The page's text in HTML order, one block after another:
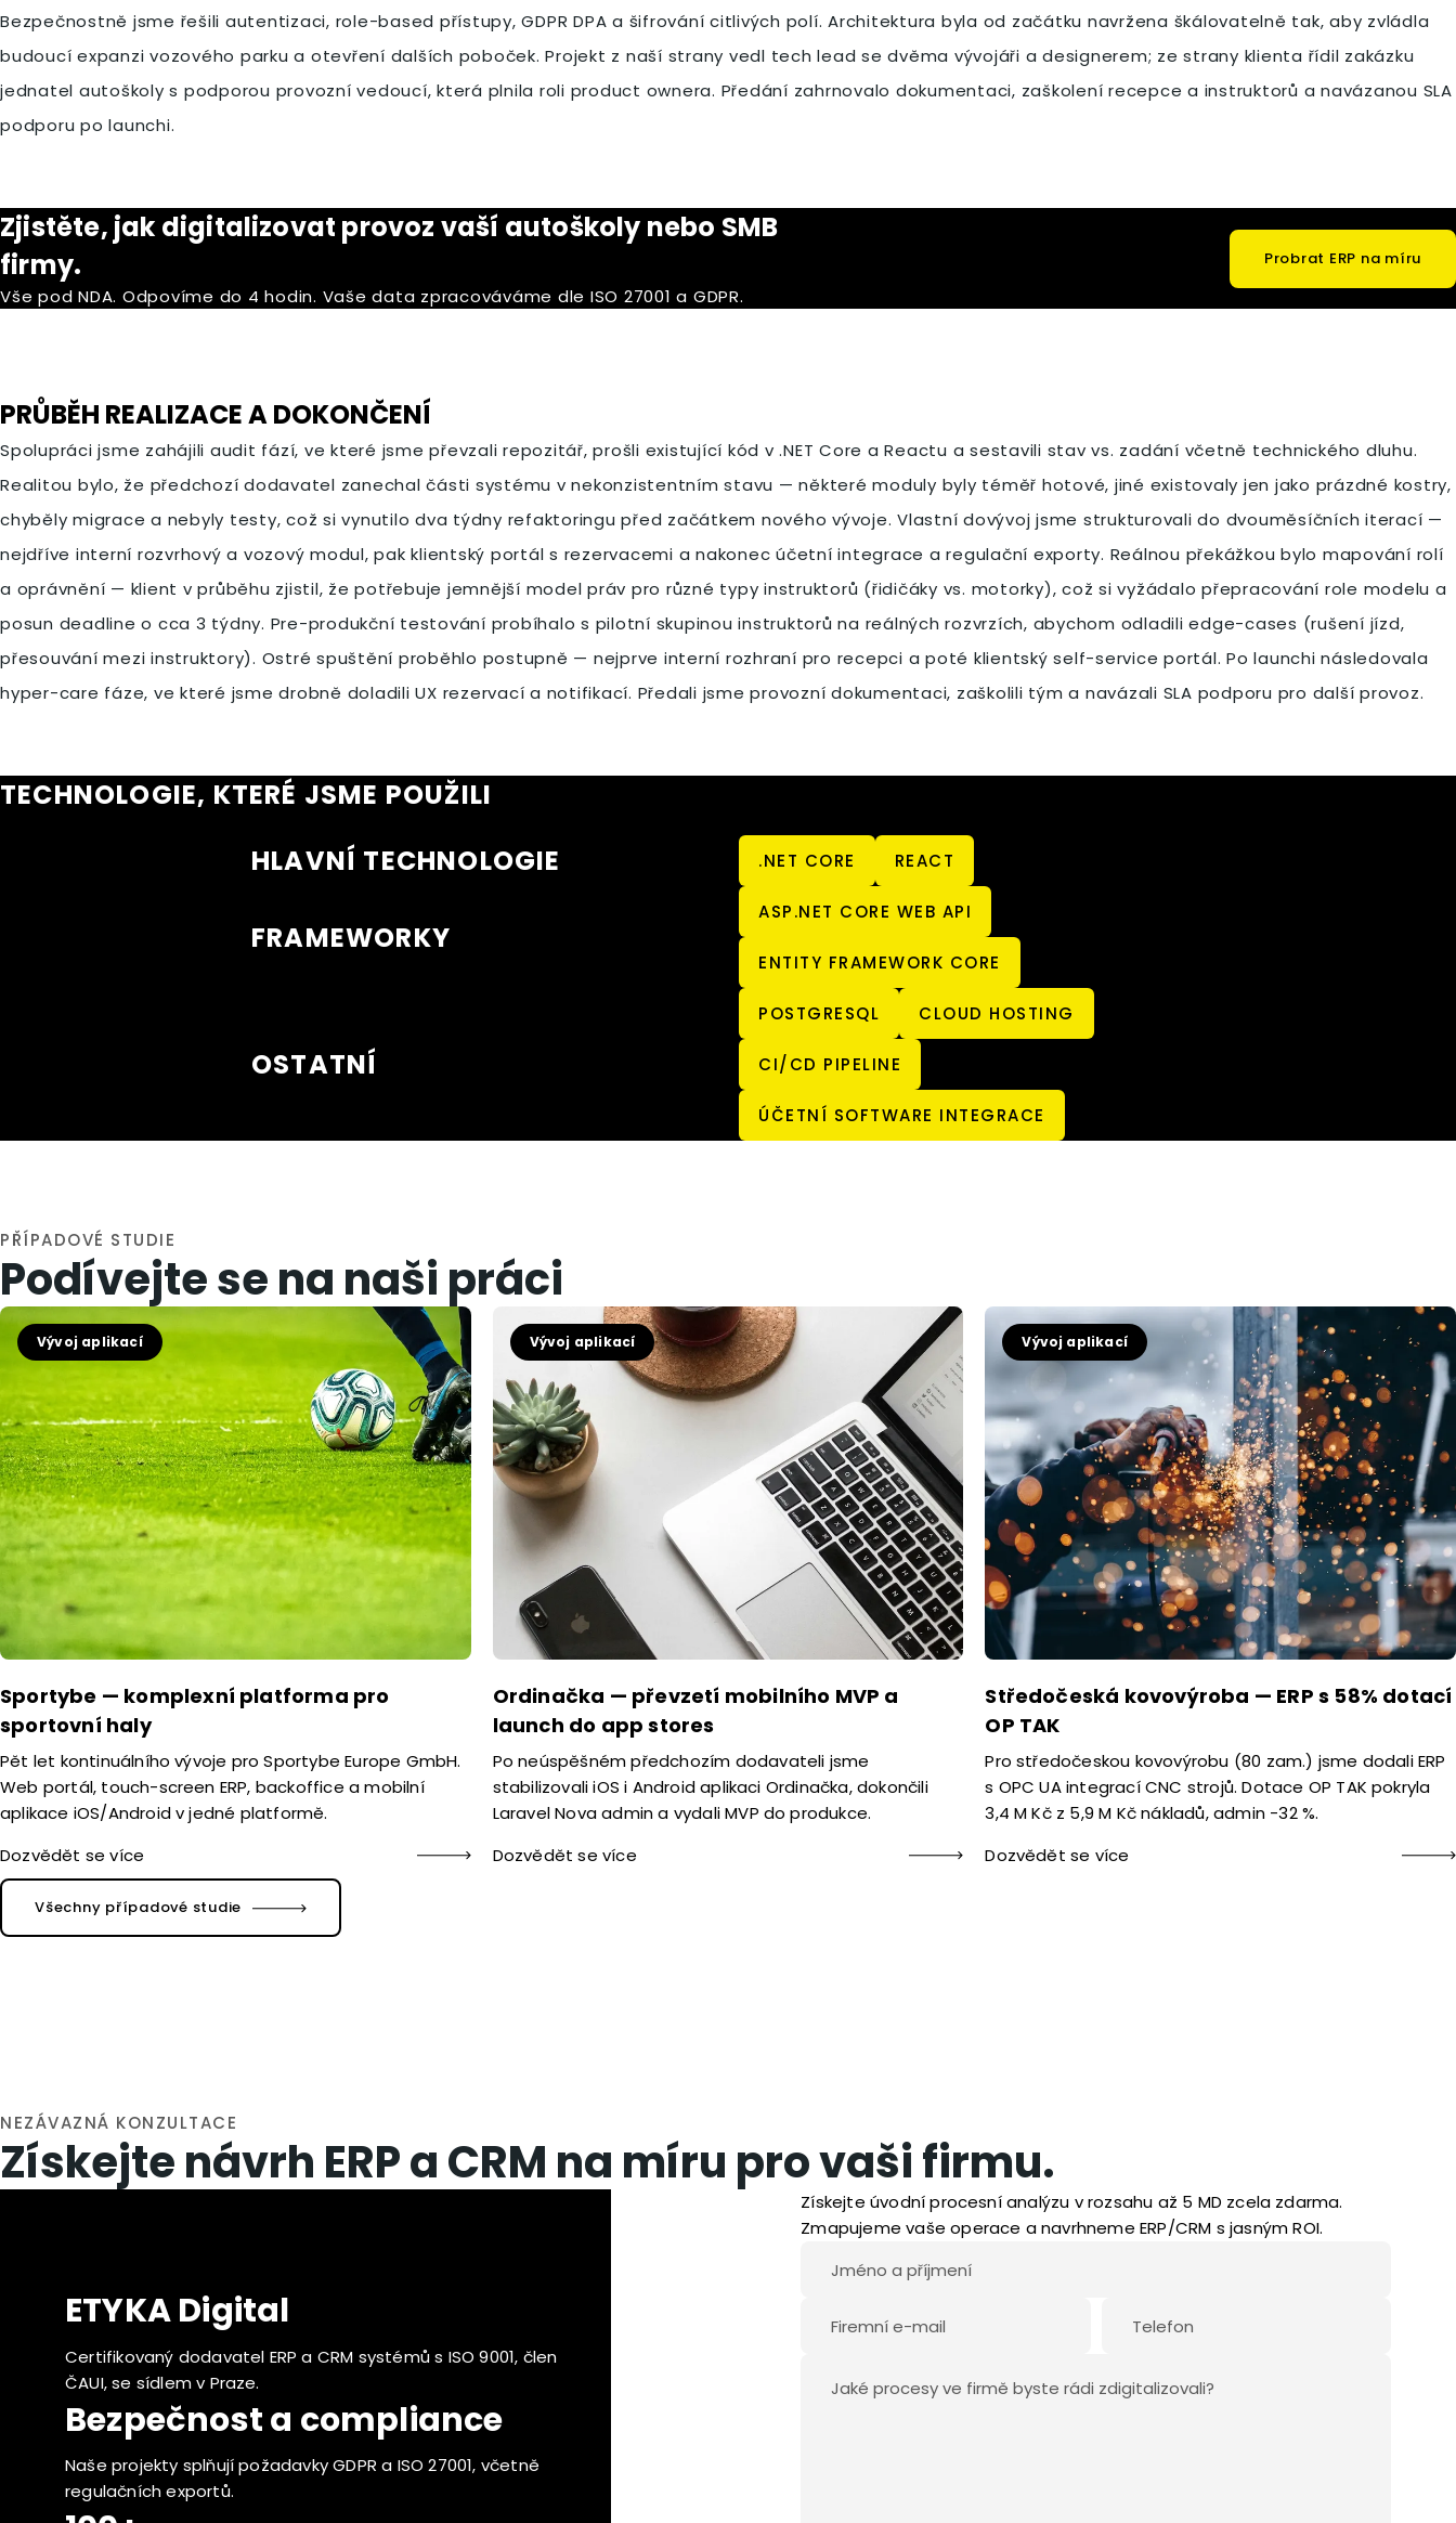
Bezpečnostně jsme řešili autentizaci, role-based přístupy, GDPR DPA a šifrování citlivých polí. Architektura byla od začátku navržena škálovatelně tak, aby zvládla
budoucí expanzi vozového parku a otevření dalších poboček. Projekt z naší strany vedl tech lead se dvěma vývojáři a designerem; ze strany klienta řídil zakázku
jednatel autoškoly s podporou provozní vedoucí, která plnila roli product ownera. Předání zahrnovalo dokumentaci, zaškolení recepce a instruktorů a navázanou SLA
podporu po launchi.
Zjistěte, jak digitalizovat provoz vaší autoškoly nebo SMB
firmy.
Vše pod NDA. Odpovíme do 4 hodin. Vaše data zpracováváme dle ISO 27001 a GDPR.
Probrat ERP na míru
PRŮBĚH REALIZACE A DOKONČENÍ
Spolupráci jsme zahájili audit fází, ve které jsme převzali repozitář, prošli existující kód v .NET Core a Reactu a sestavili stav vs. zadání včetně technického dluhu.
Realitou bylo, že předchozí dodavatel zanechal části systému v nekonzistentním stavu — některé moduly byly téměř hotové, jiné existovaly jen jako prázdné kostry,
chyběly migrace a nebyly testy, což si vynutilo dva týdny refaktoringu před začátkem nového vývoje. Vlastní dovývoj jsme strukturovali do dvouměsíčních iterací —
nejdříve interní rozvrhový a vozový modul, pak klientský portál s rezervacemi a nakonec účetní integrace a regulační exporty. Reálnou překážkou bylo mapování rolí
a oprávnění — klient v průběhu zjistil, že potřebuje jemnější model práv pro různé typy instruktorů (řidičáky vs. motorky), což si vyžádalo přepracování role modelu a
posun deadline o cca 3 týdny. Pre-produkční testování probíhalo s pilotní skupinou instruktorů na reálných rozvrzích, abychom odladili edge-cases (rušení jízd,
přesouvání mezi instruktory). Ostré spuštění proběhlo postupně — nejprve interní rozhraní pro recepci a poté klientský self-service portál. Po launchi následovala
hyper-care fáze, ve které jsme drobně doladili UX rezervací a notifikací. Předali jsme provozní dokumentaci, zaškolili tým a navázali SLA podporu pro další provoz.
TECHNOLOGIE, KTERÉ JSME POUŽILI
HLAVNÍ TECHNOLOGIE
.NET CORE REACT
FRAMEWORKY
ASP.NET CORE WEB API
ENTITY FRAMEWORK CORE
OSTATNÍ
POSTGRESQL CLOUD HOSTING
CI/CD PIPELINE
ÚČETNÍ SOFTWARE INTEGRACE
PŘÍPADOVÉ STUDIE
Podívejte se na naši práci
Vývoj aplikací
Sportybe — komplexní platforma pro
sportovní haly
Pět let kontinuálního vývoje pro Sportybe Europe GmbH.
Web portál, touch-screen ERP, backoffice a mobilní
aplikace iOS/Android v jedné platformě.
Dozvědět se více
Vývoj aplikací
Ordinačka — převzetí mobilního MVP a
launch do app stores
Po neúspěšném předchozím dodavateli jsme
stabilizovali iOS i Android aplikaci Ordinačka, dokončili
Laravel Nova admin a vydali MVP do produkce.
Dozvědět se více
Vývoj aplikací
Středočeská kovovýroba — ERP s 58% dotací
OP TAK
Pro středočeskou kovovýrobu (80 zam.) jsme dodali ERP
s OPC UA integrací CNC strojů. Dotace OP TAK pokryla
3,4 M Kč z 5,9 M Kč nákladů, admin -32 %.
Dozvědět se více
Všechny případové studie
NEZÁVAZNÁ KONZULTACE
Získejte návrh ERP a CRM na míru pro vaši firmu.
ETYKA Digital
Certifikovaný dodavatel ERP a CRM systémů s ISO 9001, člen
ČAUI, se sídlem v Praze.
Bezpečnost a compliance
Naše projekty splňují požadavky GDPR a ISO 27001, včetně
regulačních exportů.
Získejte úvodní procesní analýzu v rozsahu až 5 MD zcela zdarma.
Zmapujeme vaše operace a navrhneme ERP/CRM s jasným ROI.